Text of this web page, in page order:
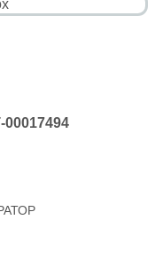
00017494